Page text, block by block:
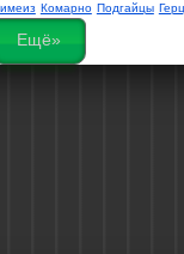
Комарно Подгайцы
Ещё»